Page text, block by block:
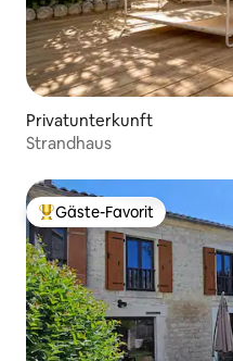
Privatunterkunft
Strandhaus
Beliebter Gäste-Favorit.
Gäste-Favorit